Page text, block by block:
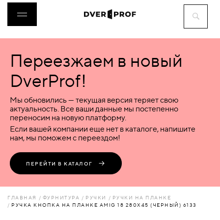
ДВЕРИ
ФУРНИТУРА
ВОРОТА
ПЕРЕГОРОДКИ
Переезжаем в новый
DverProf!
Мы обновились — текущая версия теряет свою
актуальность. Все ваши данные мы постепенно
переносим на новую платформу.
Если вашей компании еще нет в каталоге, напишите
нам, мы поможем с переездом!
ПЕРЕЙТИ В КАТАЛОГ
ГЛАВНАЯ ФУРНИТУРА РУЧКИ
РУЧКИ НА ПЛАНКЕ
РУЧКА КНОПКА НА ПЛАНКЕ AMIG 18 280Х45 (ЧЕРНЫЙ) 6133